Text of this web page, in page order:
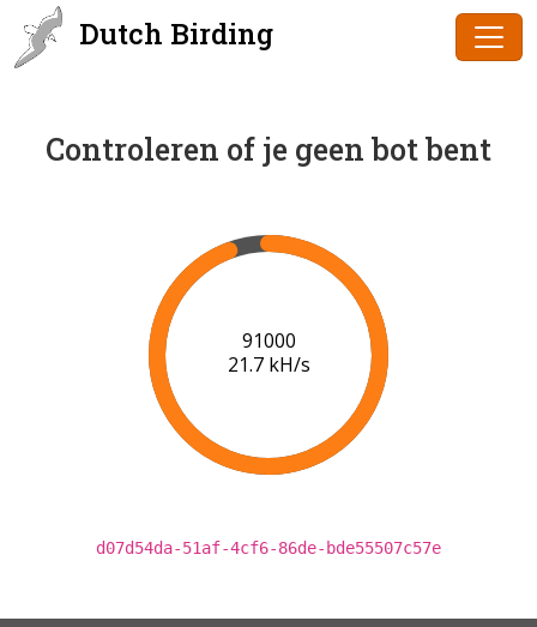
Dutch Birding
Controleren of je geen bot bent
93000
21.0 kH/s
d07d54da-51af-4cf6-86de-bde55507c57e